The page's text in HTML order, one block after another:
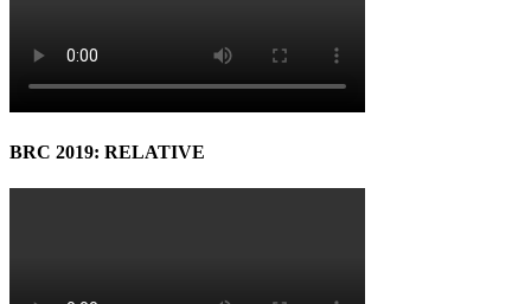
BRC 2019: RELATIVE